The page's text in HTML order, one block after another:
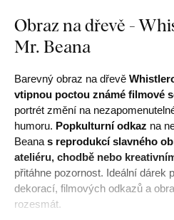
Obraz na dřevě -
Mr. Beana
Barevný obraz na dřevě
vtipnou poctou známé filmové
portrét změní na
humoru. Popkulturní odkaz na
Beana s reprodukcí slavného
ateliéru, chodbě nebo
přitáhne pozornost. Ideální dárek
dekorací, filmových odkazů a
rozesmát.